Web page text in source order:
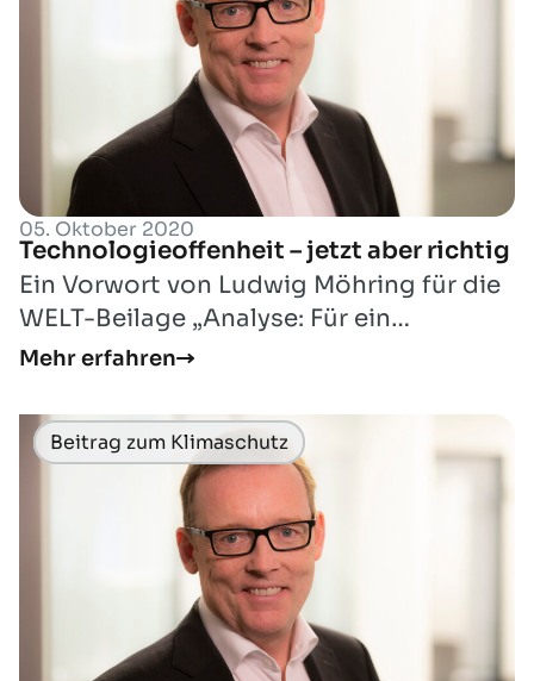
05. Oktober 2020
Technologieoffenheit – jetzt aber richtig
Ein Vorwort von Ludwig Möhring für die
WELT-Beilage „Analyse: Für ein
umweltbewusstes Deutschland“
Mehr erfahren
Beitrag zum Klimaschutz